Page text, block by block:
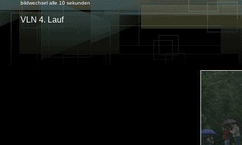
bildwechsel alle 10 sekunden
VLN 4. Lauf